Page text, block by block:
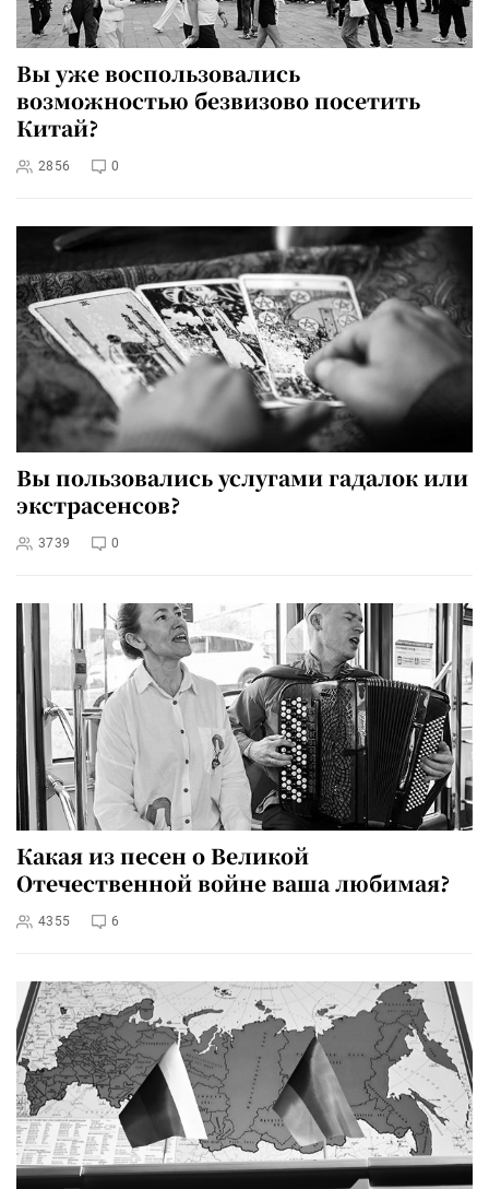
Вы уже воспользовались
возможностью безвизово посетить
Китай?
2856 0
Вы пользовались услугами гадалок или
экстрасенсов?
3739 0
Какая из песен о Великой
Отечественной войне ваша любимая?
4355 6